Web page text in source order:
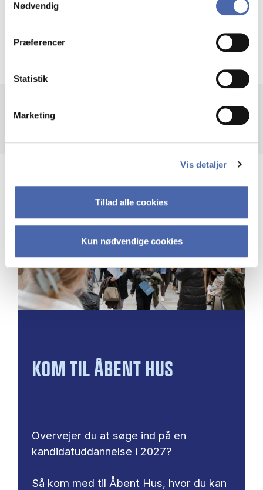
markedsføring. Du bestemmer selv - og kan altid trække
Nødvendig
Præferencer
Statistik
Marketing
Vis detaljer
Tillad alle cookies
Kun nødvendige cookies
Om uddannelsen MSc in Eco­nom­ics and
KOM TIL ÅBENT HUS
Overvejer du at søge ind på en
kandidatuddannelse i 2027?
Så kom med til Åbent Hus, hvor du kan